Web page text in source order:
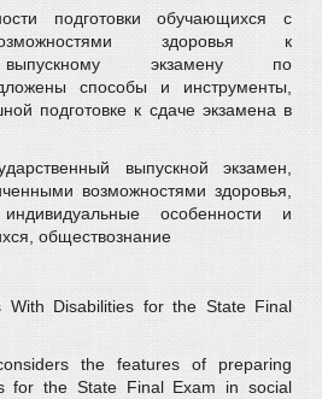
подготовки обучающихся с
здоровья к
выпускному экзамену по
способы и инструменты,
подготовке к сдаче экзамена в
выпускной экзамен,
возможностями здоровья,
особенности и
обществознание
With Disabilities for the State Final
the features of preparing
for the State Final Exam in social